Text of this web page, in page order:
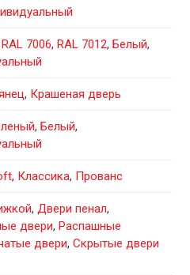
RAL 7006, RAL 7012, Белый,
, Крашеная дверь
, Белый,
, Классика, Прованс
, Двери пенал,
двери, Распашные
двери, Скрытые двери